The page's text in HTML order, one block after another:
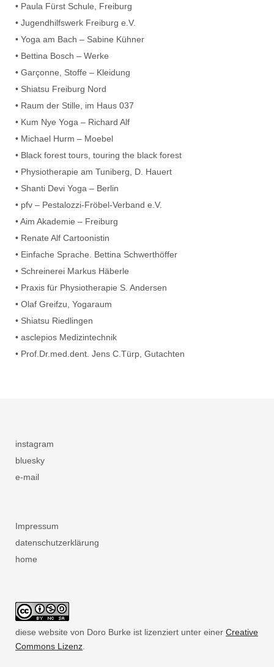
• Paula Fürst Schule, Freiburg
• Jugendhilfswerk Freiburg e.V.
• Yoga am Bach – Sabine Kühner
• Bettina Bosch – Werke
• Garçonne, Stoffe – Kleidung
• Shiatsu Freiburg Nord
• Raum der Stille, im Haus 037
• Kum Nye Yoga – Richard Alf
• Michael Hurm – Moebel
• Black forest tours, touring the black forest
• Physiotherapie am Tuniberg, D. Hauert
• Shanti Devi Yoga – Berlin
• pfv – Pestalozzi-Fröbel-Verband e.V.
• Aim Akademie – Freiburg
• Renate Alf Cartoonistin
• Einfache Sprache. Bettina Schwerthöffer
• Schreinerei Markus Häberle
• Praxis für Physiotherapie S. Andersen
• Olaf Greifzu, Yogaraum
• Shiatsu Riedlingen
• asclepios Medizintechnik
• Prof.Dr.med.dent. Jens C.Türp, Gutachten
instagram
bluesky
e-mail
Impressum
datenschutzerklärung
home
diese website von Doro Burke ist lizenziert unter einer Creative
Commons Lizenz